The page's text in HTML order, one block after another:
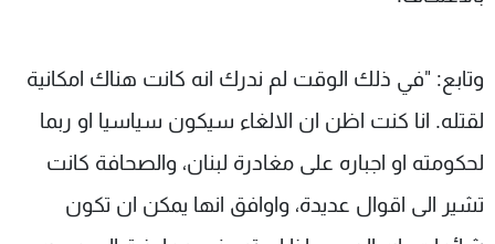
وتابع: "في ذلك الوقت لم ندرك انه كانت هناك امكانية
لقتله. انا كنت اظن ان الالغاء سيكون سياسيا او ربما
لحكومته او اجباره على مغادرة لبنان، والصحافة كانت
تشير الى اقوال عديدة، واوافق انها يمكن ان تكون